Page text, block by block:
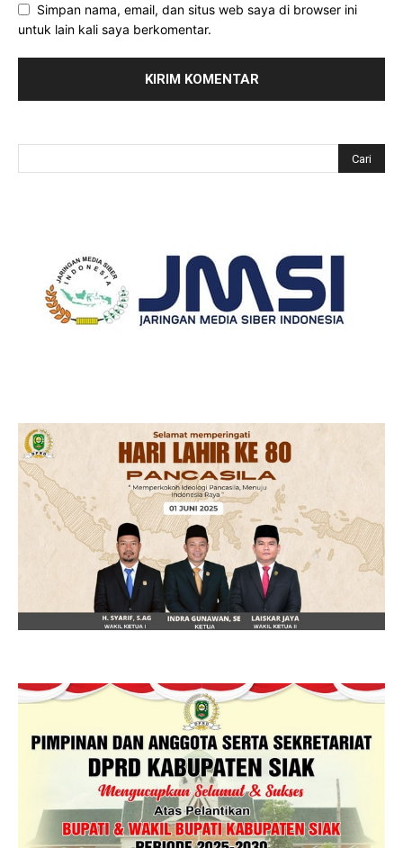
Simpan nama, email, dan situs web saya di browser ini
untuk lain kali saya berkomentar.